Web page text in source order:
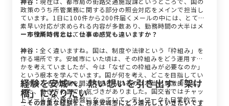
政策のうち所管業務に関する部分の照会対応をメインで担当し
ています。1日に100件から200件届くメールの中には、とても
素早い対応が求められる内容が多数あり、勤務時間の大半はメ
ール作業に専念しています。
ー市役所時代とは、仕事の感覚も違いますか？
神谷：全く違いますね。国は、制度や法律という「枠組み」を
作る場所です。安城市にいた頃は、その枠組みをどう運用する
かを考えていましたが、今は「なぜこの枠組みが必要なのか」
という根本を学んでいます。国が何を考え、どこを目指してい
るのか、その鼓動を間近で感じられるのは本当に刺激的です。
また、働き方の面でも気づきがありました。国交省ではチャッ
トツールが公務の基盤になっていて、テレワークも日常的で
経験を安城へ。熱い想いを引き出す「架け
橋」になりたい
ーその貴重な経験を、将来安城市にどう還元していきたいです